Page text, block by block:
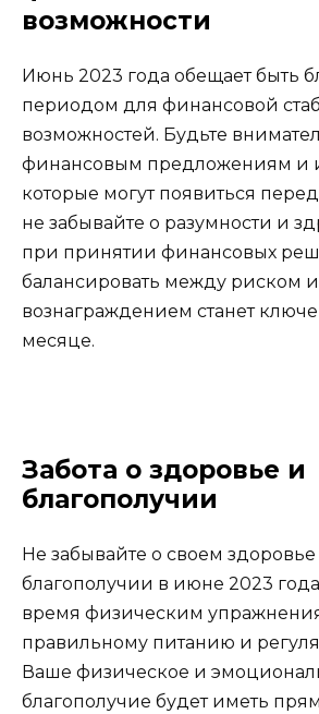
возможности
Июнь 2023 года обещает быть
периодом для финансовой
возможностей. Будьте
финансовым предложениям и
которые могут появиться
не забывайте о разумности и
при принятии финансовых
балансировать между риском и
вознаграждением станет
месяце.
Забота о здоровье и
благополучии
Не забывайте о своем здоровье
благополучии в июне 2023
время физическим
правильному питанию и
Ваше физическое и
благополучие будет иметь